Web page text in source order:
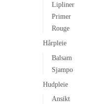
Lipliner
Primer
Rouge
Hårpleie
Balsam
Sjampo
Hudpleie
Ansikt